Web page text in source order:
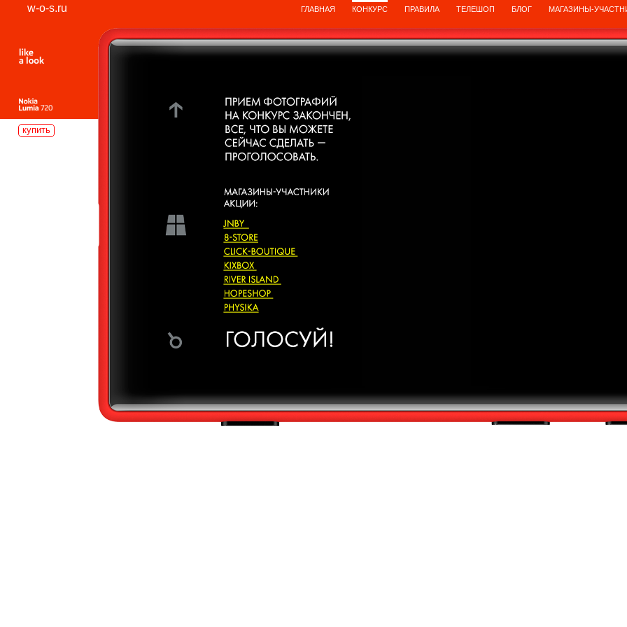
w-o-s.ru ГЛАВНАЯ КОНКУРС ПРАВИЛА ТЕЛЕШОП БЛОГ МАГАЗИНЫ-
купить